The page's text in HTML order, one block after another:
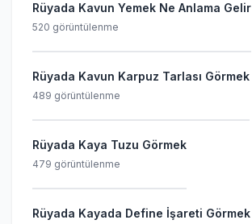
Rüyada Kavun Yemek Ne Anlama Gelir
520 görüntülenme
Rüyada Kavun Karpuz Tarlası Görmek
489 görüntülenme
Rüyada Kaya Tuzu Görmek
479 görüntülenme
Rüyada Kayada Define İşareti Görmek